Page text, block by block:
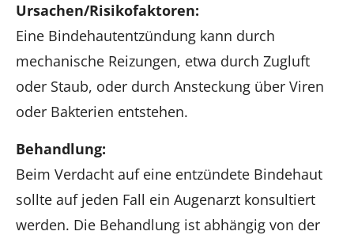
Ursachen/Risikofaktoren:
Eine Bindehautentzündung kann durch
mechanische Reizungen, etwa durch Zugluft
oder Staub, oder durch Ansteckung über Viren
oder Bakterien entstehen.
Behandlung:
Beim Verdacht auf eine entzündete Bindehaut
sollte auf jeden Fall ein Augenarzt konsultiert
werden. Die Behandlung ist abhängig von der